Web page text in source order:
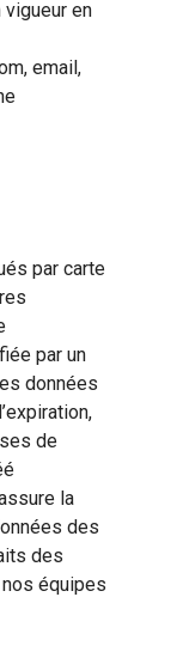
en
email,
par carte
par un
données
de
la
des
des
équipes